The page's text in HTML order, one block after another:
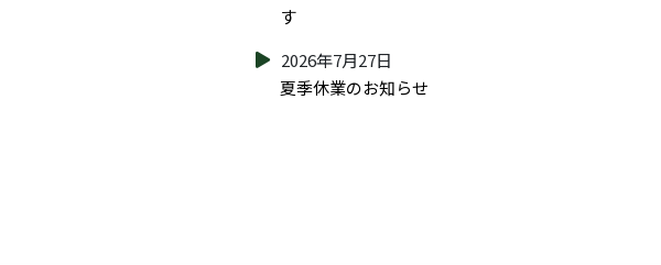
す
夏季休業のお知らせ
2026年7月27日